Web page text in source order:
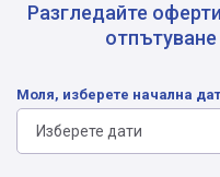
Разгледайте
Моля, изберете начална